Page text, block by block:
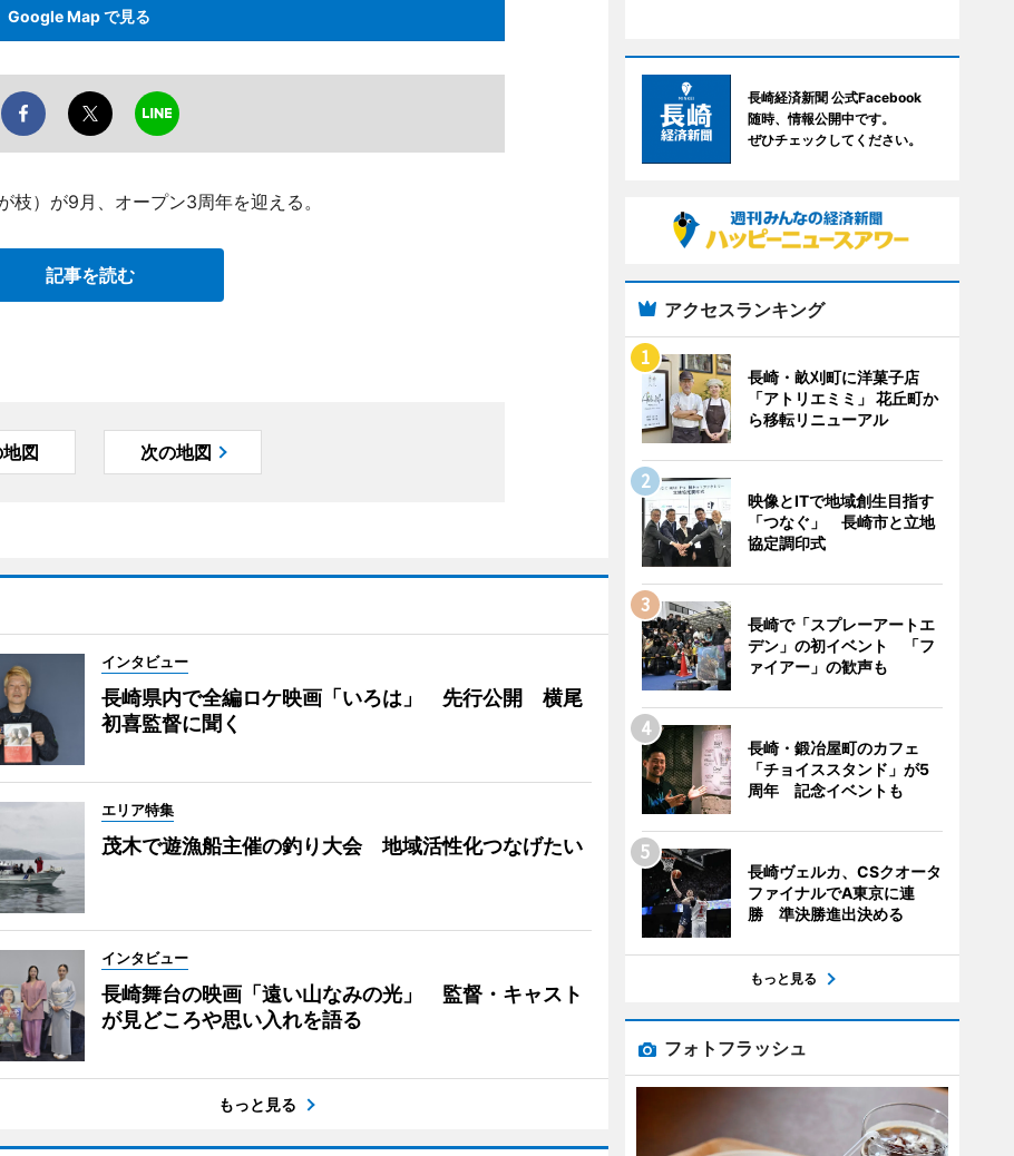
Google Map で見る
）が9月、オープン3周年を迎える。
記事を読む
図 次の地図
インタビュー
長崎県内で全編ロケ映画「いろは」 先行公開 横尾
初喜監督に聞く
エリア特集
茂木で遊漁船主催の釣り大会 地域活性化つなげたい
インタビュー
長崎舞台の映画「遠い山なみの光」 監督・キャスト
が見どころや思い入れを語る
もっと見る
長崎経済新聞 公式Facebook
随時、情報公開中です。
ぜひチェックしてください。
アクセスランキング
長崎・畝刈町に洋菓子店
「アトリエミミ」 花丘町か
ら移転リニューアル
映像とITで地域創生目指す
「つなぐ」 長崎市と立地
協定調印式
長崎で「スプレーアートエ
デン」の初イベント 「フ
ァイアー」の歓声も
長崎・鍛冶屋町のカフェ
「チョイススタンド」が5
周年 記念イベントも
長崎ヴェルカ、CSクオータ
ファイナルでA東京に連
勝 準決勝進出決める
もっと見る
フォトフラッシュ